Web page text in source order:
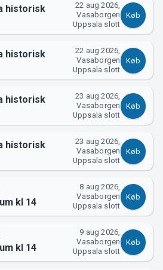
Tickster
historisk
22 aug 2026,
Vasaborgen
Uppsala slott
Køb
historisk
22 aug 2026,
Vasaborgen
Uppsala slott
Køb
historisk
23 aug 2026,
Vasaborgen
Uppsala slott
Køb
historisk
23 aug 2026,
Vasaborgen
Uppsala slott
Køb
kl 14
8 aug 2026,
Vasaborgen
Uppsala slott
Køb
kl 14
9 aug 2026,
Vasaborgen
Uppsala slott
Køb